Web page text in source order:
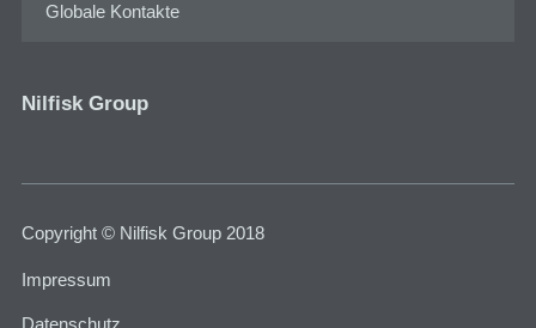
Globale Kontakte
Nilfisk Group
Copyright © Nilfisk Group 2018
Impressum
Datenschutz